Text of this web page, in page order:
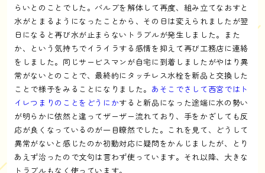
らいとのことでした。バルブを解体して再度、組み立てなおすと
水がとまるようになったことから、その日は変えられましたが翌
日になると再び水が止まらないトラブルが発生しました。また
か、という気持ちでイライラする感情を抑えて再び工務店に連絡
をしました。同じサービスマンが自宅に到着しましたがやはり異
常がないとのことで、最終的にタッチレス水栓を新品と交換した
ことで様子をみることになりました。 あそこでさして西宮ではト
イレつまりのことをどうにかすると新品になった途端に水の勢い
が明らかに依然と違ってザーザー流れており、手をかざしても反
応が良くなっているのが一目瞭然でした。これを見て、どうして
異常がないと感じたのか初動対応に疑問をかんじましたが、とり
あえず治ったので文句は言わず使っています。それ以降、大きな
トラブルもなく使っています。